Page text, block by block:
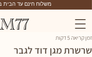
משלוח חינם עד הבית
M77
שרשרת מגן דוד לגבר
זמן קריאה 5 דקות